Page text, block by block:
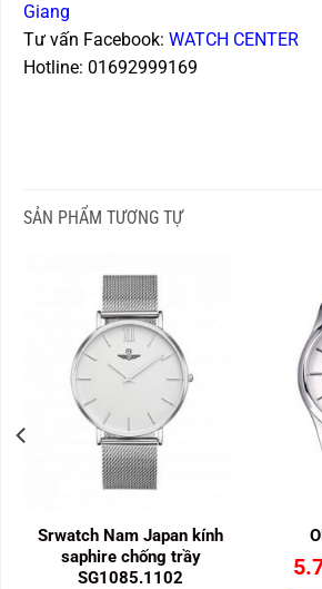
Giang
Tư vấn Facebook: WATCH CENTER
Hotline: 01692999169
SẢN PHẨM TƯƠNG TỰ
Srwatch Nam Japan kính
saphire chống trầy
SG1085.1102